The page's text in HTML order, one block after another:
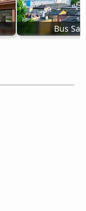
Bus